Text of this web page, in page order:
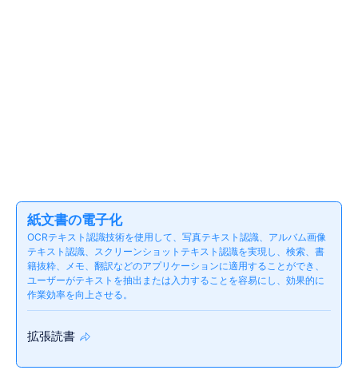
紙文書の電子化
OCRテキスト認識技術を使用して、写真テキスト認識、アルバム画像
テキスト認識、スクリーンショットテキスト認識を実現し、検索、書
籍抜粋、メモ、翻訳などのアプリケーションに適用することができ、
ユーザーがテキストを抽出または入力することを容易にし、効果的に
作業効率を向上させる。
拡張読書